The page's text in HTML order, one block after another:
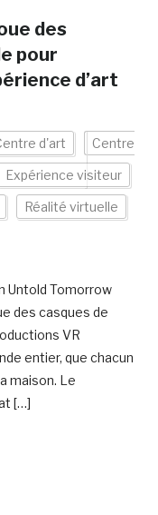
des
pour
d’art
d'art Centre
Expérience visiteur
Réalité virtuelle
Untold Tomorrow
des casques de
VR
entier, que chacun
maison. Le
[…]